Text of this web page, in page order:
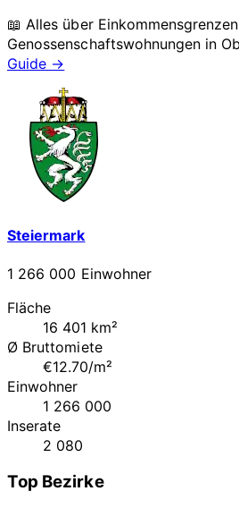
📖 Alles über
Genossenschaftswohnungen in
Guide →
Steiermark
1 266 000 Einwohner
Fläche
16 401 km²
Ø Bruttomiete
€12.70/m²
Einwohner
1 266 000
Inserate
2 080
Top Bezirke